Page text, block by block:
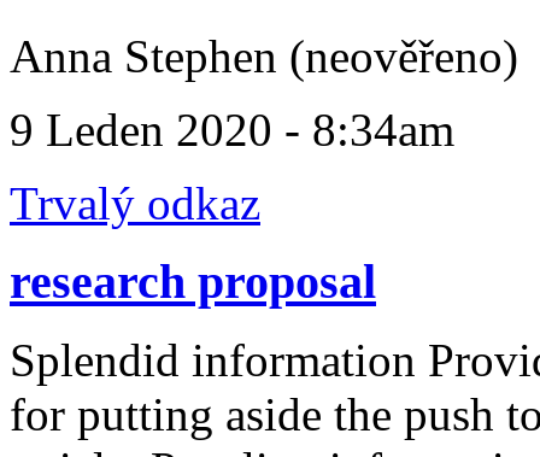
Anna Stephen (neověřeno)
9 Leden 2020 - 8:34am
Trvalý odkaz
research proposal
Splendid information
for putting aside the push